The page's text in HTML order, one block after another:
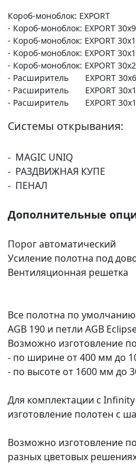
Короб-моноблок: EXPORT
- Короб-моноблок: EXPORT
- Короб-моноблок: EXPORT
- Короб-моноблок: EXPORT
- Короб-моноблок: EXPORT
- Расширитель EXPORT
- Расширитель EXPORT
- Расширитель EXPORT
Системы открывания:
- MAGIC UNIQ
- РАЗДВИЖНАЯ КУПЕ
- ПЕНАЛ
Дополнительные
Порог автоматический
Усиление полотна под
Вентиляционная решетка
Все полотна по
AGB 190 и петли AGB
Возможно изготовление
- по ширине от 400 мм до
- по высоте от 1600 мм до
Для комплектации с
изготовление полотен с
Возможно изготовление
разных цветовых